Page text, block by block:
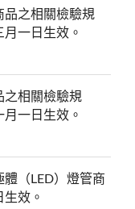
品之相關檢驗規
一日生效。
之相關檢驗規
一日生效。
（LED）燈管商
效。